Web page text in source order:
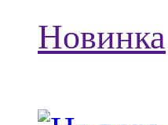
Новинка